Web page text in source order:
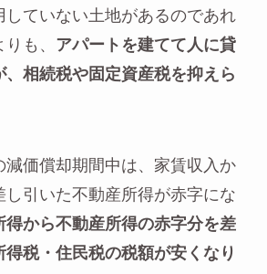
していない土地があるのであれ
も、 アパートを建てて人に貸
、相続税や固定資産税を抑えら
減価償却期間中は、家賃収入か
し引いた不動産所得が赤字にな
得から不動産所得の赤字分を差
得税・住民税の税額が安くなり